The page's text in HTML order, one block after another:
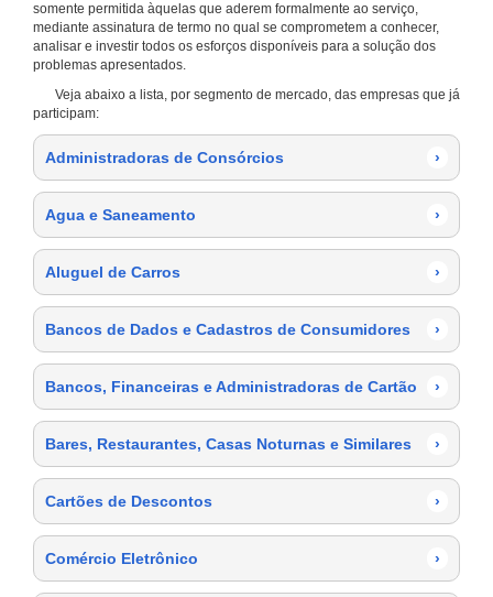
somente permitida àquelas que aderem formalmente ao serviço,
mediante assinatura de termo no qual se comprometem a conhecer,
analisar e investir todos os esforços disponíveis para a solução dos
problemas apresentados.
Veja abaixo a lista, por segmento de mercado, das empresas que já
participam:
Administradoras de Consórcios ›
Agua e Saneamento ›
Aluguel de Carros ›
Bancos de Dados e Cadastros de Consumidores ›
Bancos, Financeiras e Administradoras de Cartão ›
Bares, Restaurantes, Casas Noturnas e Similares ›
Cartões de Descontos ›
Comércio Eletrônico ›